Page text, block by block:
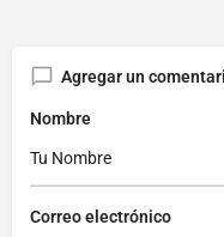
Agregar un
Nombre
Correo electrónico